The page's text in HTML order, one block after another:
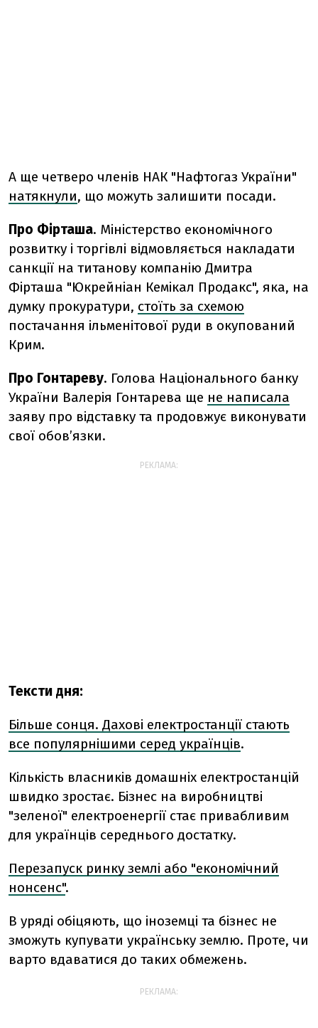
А ще четверо членів НАК "Нафтогаз України"
натякнули, що можуть залишити посади.
Про Фірташа. Міністерство економічного
розвитку і торгівлі відмовляється накладати
санкції на титанову компанію Дмитра
Фірташа "Юкрейніан Кемікал Продакс", яка, на
думку прокуратури, стоїть за схемою
постачання ільменітової руди в окупований
Крим.
Про Гонтареву. Голова Національного банку
України Валерія Гонтарева ще не написала
заяву про відставку та продовжує виконувати
свої обов’язки.
РЕКЛАМА:
Тексти дня:
Більше сонця. Дахові електростанції стають
все популярнішими серед українців.
Кількість власників домашніх електростанцій
швидко зростає. Бізнес на виробництві
"зеленої" електроенергії стає привабливим
для українців середнього достатку.
Перезапуск ринку землі або "економічний
нонсенс".
В уряді обіцяють, що іноземці та бізнес не
зможуть купувати українську землю. Проте, чи
варто вдаватися до таких обмежень.
РЕКЛАМА: